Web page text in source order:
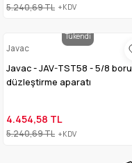
5.240,69 TL +KDV
Tükendi
Javac
Javac - JAV-TST58 - 5/8 boru
düzleştirme aparatı
4.454,58 TL
5.240,69 TL +KDV